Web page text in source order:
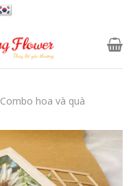
Combo hoa và quà